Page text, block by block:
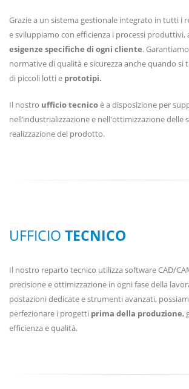
Grazie a un sistema gestionale integrato in tutti i
e sviluppiamo con efficienza i processi produttivi,
esigenze specifiche di ogni cliente.
normative di qualità e sicurezza anche quando
di piccoli lotti e prototipi.
Il nostro ufficio tecnicoè a disposizione per
nell’industrializzazione e nell'ottimizzazione delle
realizzazione del prodotto.
UFFICIO TECNICO
Il nostro reparto tecnico utilizza software CAD/
precisione e ottimizzazione in ogni fase della
postazioni dedicate e strumenti avanzati,
perfezionare i progetti prima della produzione,
efficienza e qualità.